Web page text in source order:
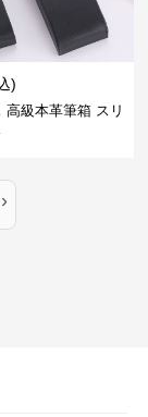
)
高級本革筆箱 スリ
›